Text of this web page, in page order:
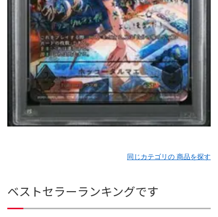
同じカテゴリの 商品を探す
ベストセラーランキングです